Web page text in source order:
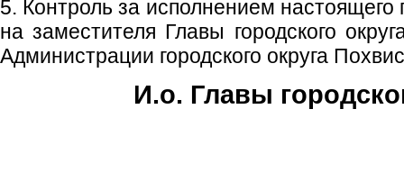
5. Контроль за исполнением настоящего
на заместителя Главы городского
Администрации городского округа
И.о. Главы